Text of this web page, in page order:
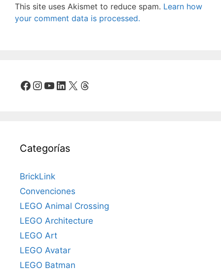
This site uses Akismet to reduce spam. Learn how
your comment data is processed.
Facebook
Instagram
YouTube
LinkedIn
X Threads
Categorías
BrickLink
Convenciones
LEGO Animal Crossing
LEGO Architecture
LEGO Art
LEGO Avatar
LEGO Batman